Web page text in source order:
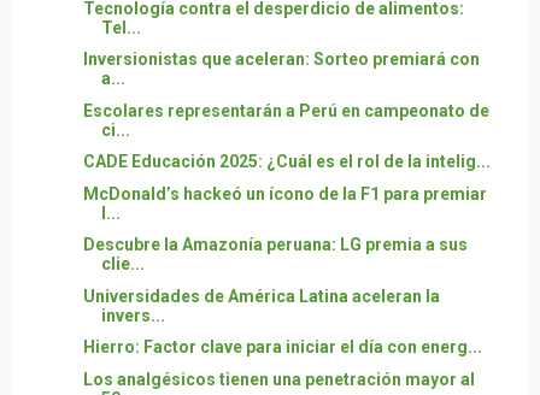
Tecnología contra el desperdicio de alimentos:
Tel...
Inversionistas que aceleran: Sorteo premiará con
a...
Escolares representarán a Perú en campeonato de
ci...
CADE Educación 2025: ¿Cuál es el rol de la intelig...
McDonald’s hackeó un ícono de la F1 para premiar
l...
Descubre la Amazonía peruana: LG premia a sus
clie...
Universidades de América Latina aceleran la
invers...
Hierro: Factor clave para iniciar el día con energ...
Los analgésicos tienen una penetración mayor al